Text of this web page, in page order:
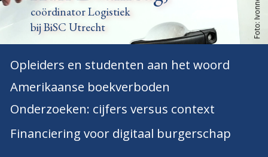
coördinator Logistiek
bij BiSC Utrecht
Financiering voor digitaal burgerschap
Onderzoeken: cijfers versus context
Amerikaanse boekverboden
Opleiders en studenten aan het woord